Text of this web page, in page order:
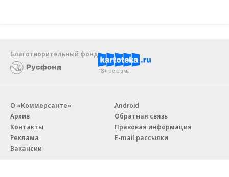
Благотворительный фонд
18+ реклама
О «Коммерсанте»
Архив
Контакты
Реклама
Вакансии
Android
Обратная связь
Правовая информация
E-mail рассылки